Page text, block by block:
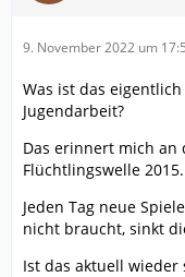
9. November 2022 um
Was ist das
Jugendarbeit?
Das erinnert mich an
Flüchtlingswelle 2015.
Jeden Tag neue
nicht braucht, sinkt
Ist das aktuell wieder